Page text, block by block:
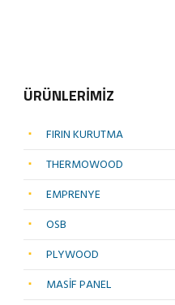
ÜRÜNLERİMİZ
FIRIN KURUTMA
THERMOWOOD
EMPRENYE
OSB
PLYWOOD
MASİF PANEL